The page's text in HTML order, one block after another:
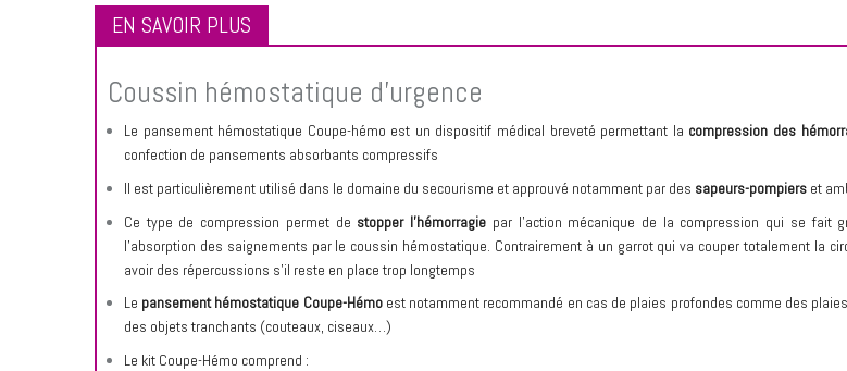
EN SAVOIR PLUS
Coussin hémostatique d’urgence
Le pansement hémostatique Coupe-hémo est un dispositif médical breveté permettant la compression des
confection de pansements absorbants compressifs
Il est particulièrement utilisé dans le domaine du secourisme et approuvé notamment par des sapeurs-pompiers et
Ce type de compression permet de stopper l’hémorragie par l’action mécanique de la compression qui se fait
l’absorption des saignements par le coussin hémostatique. Contrairement à un garrot qui va couper totalement la
avoir des répercussions s’il reste en place trop longtemps
Le pansement hémostatique Coupe-Hémoest notamment recommandé en cas de plaies profondes comme des
des objets tranchants (couteaux, ciseaux…)
Le kit Coupe-Hémo comprend :